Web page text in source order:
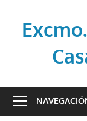
contenido
oficial